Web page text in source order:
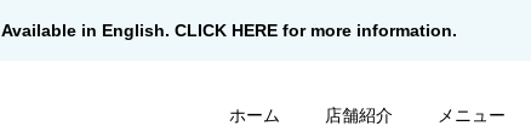
Available in English. CLICK HERE for more information.
ホーム 店舗紹介 メニュー